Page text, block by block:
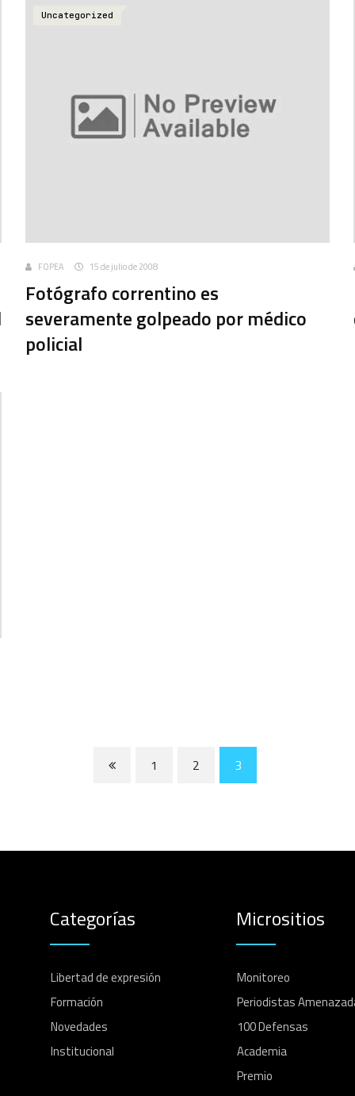
Uncategorized
FOPEA 15 de julio de 2008
Fotógrafo correntino es
severamente golpeado por médico
policial
1 2 3
Categorías
Libertad de expresión
Formación
Novedades
Institucional
Micrositios
Monitoreo
Periodistas
100 Defensas
Academia
Premio